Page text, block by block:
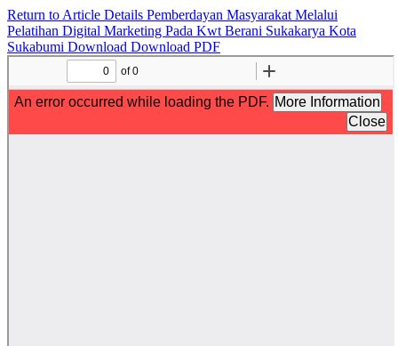
Return to Article Details Pemberdayan Masyarakat Melalui
Pelatihan Digital Marketing Pada Kwt Berani Sukakarya Kota
Sukabumi Download Download PDF